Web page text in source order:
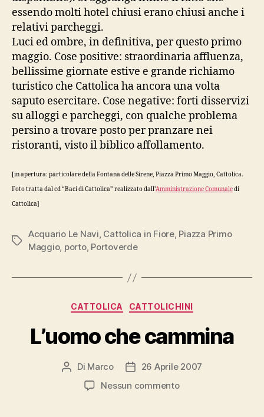
essendo molti hotel chiusi erano chiusi anche i
relativi parcheggi.
Luci ed ombre, in definitiva, per questo primo
maggio. Cose positive: straordinaria affluenza,
bellissime giornate estive e grande richiamo
turistico che Cattolica ha ancora una volta
saputo esercitare. Cose negative: forti disservizi
su alloggi e parcheggi, con qualche problema
persino a trovare posto per pranzare nei
ristoranti, visto il biblico affollamento.
[in apertura: particolare della Fontana delle Sirene, Piazza Primo Maggio, Cattolica.
Foto tratta dal cd “Baci di Cattolica” realizzato dall’Amministrazione Comunaledi
Cattolica]
Tag
Acquario Le Navi, Cattolica in Fiore, Piazza Primo
Maggio, porto, Portoverde
Categorie
CATTOLICA CATTOLICHINI
L’uomo che cammina
Autore
articolo
Di Marco
Data26 Aprile 2007
Nessun commentosu